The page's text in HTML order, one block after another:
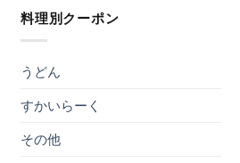
料理別クーポン
うどん
すかいらーく
その他